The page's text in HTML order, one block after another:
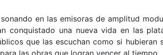
en las emisoras de amplitud
conquistado una nueva vida en las
que las escuchan como si hubieran
las obras que logran vencer al tiempo.